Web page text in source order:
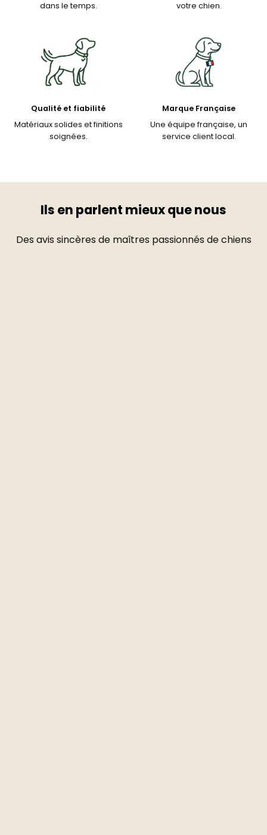
dans le temps.
votre chien.
Qualité et fiabilité
Matériaux solides et finitions
soignées.
Marque Française
Une équipe française, un
service client local.
Ils en parlent mieux que nous
Des avis sincères de maîtres passionnés de chiens